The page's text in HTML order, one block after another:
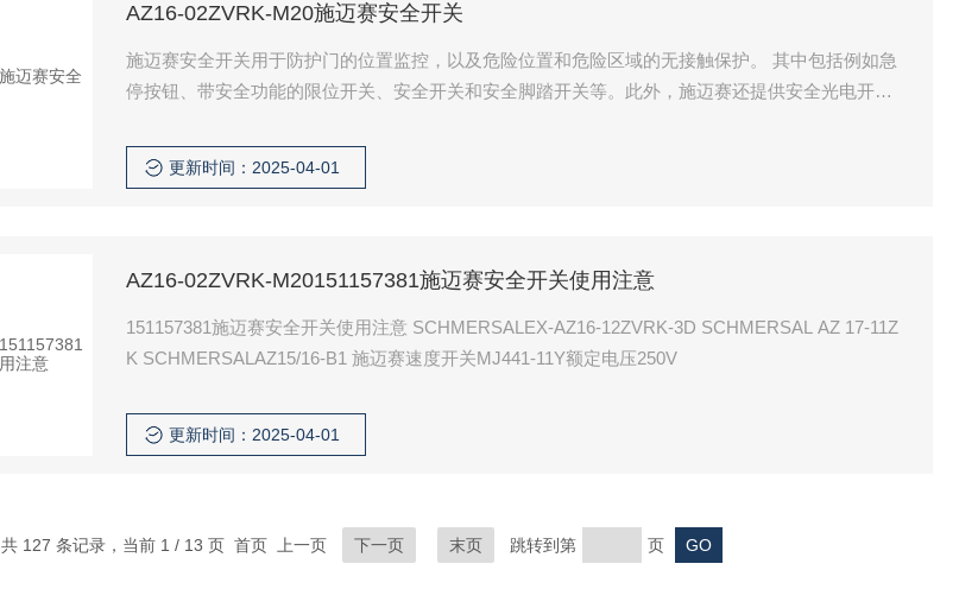
AZ16-02ZVRK-M20施迈赛安全开关
施迈赛安全开关用于防护门的位置监控，以及危险位置和危险区域的无接触保护。 其中包括例如急
停按钮、带安全功能的限位开关、安全开关和安全脚踏开关等。此外，施迈赛还提供安全光电开
更新时间：2025-04-01
AZ16-02ZVRK-M20151157381施迈赛安全开关使用注意
151157381施迈赛安全开关使用注意 SCHMERSALEX-AZ16-12ZVRK-3D SCHMERSAL AZ 17-11Z
K SCHMERSALAZ15/16-В1 施迈赛速度开关MJ441-11Y额定电压250V
更新时间：2025-04-01
共 127 条记录，当前 1 / 13 页 首页 上一页 下一页 末页 跳转到第 页